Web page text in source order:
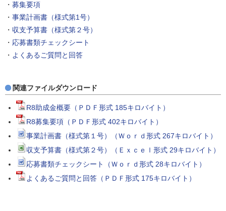
・ 募集要項
・ 事業計画書（様式第1号）
・ 収支予算書（様式第２号）
・ 応募書類チェックシート
・ よくあるご質問と回答
関連ファイルダウンロード
R8助成金概要（ＰＤＦ形式 185キロバイト）
R8募集要項（ＰＤＦ形式 402キロバイト）
事業計画書（様式第１号）（Ｗｏｒｄ形式 267キロバイト）
収支予算書（様式第２号）（Ｅｘｃｅｌ形式 29キロバイト）
応募書類チェックシート（Ｗｏｒｄ形式 28キロバイト）
よくあるご質問と回答（ＰＤＦ形式 175キロバイト）